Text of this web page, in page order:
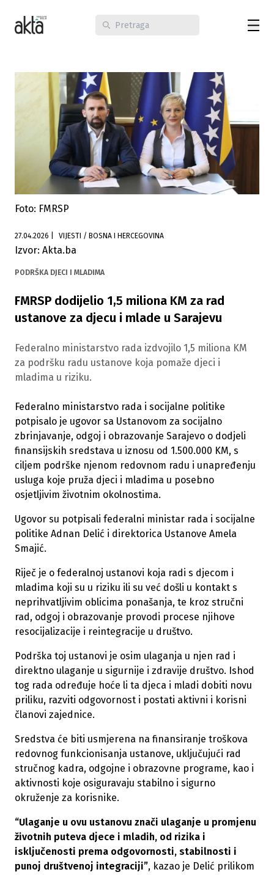
Foto: FMRSP
27.04.2026 VIJESTI / BOSNA I HERCEGOVINA
Izvor: Akta.ba
PODRŠKA DJECI I MLADIMA
FMRSP dodijelio 1,5 miliona KM za rad
ustanove za djecu i mlade u Sarajevu
Federalno ministarstvo rada izdvojilo 1,5 miliona KM
za podršku radu ustanove koja pomaže djeci i
mladima u riziku.
Federalno ministarstvo rada i socijalne politike
potpisalo je ugovor sa Ustanovom za socijalno
zbrinjavanje, odgoj i obrazovanje Sarajevo o dodjeli
finansijskih sredstava u iznosu od 1.500.000 KM, s
ciljem podrške njenom redovnom radu i unapređenju
usluga koje pruža djeci i mladima u posebno
osjetljivim životnim okolnostima.
Ugovor su potpisali federalni ministar rada i socijalne
politike Adnan Delić i direktorica Ustanove Amela
Smajić.
Riječ je o federalnoj ustanovi koja radi s djecom i
mladima koji su u riziku ili su već došli u kontakt s
neprihvatljivim oblicima ponašanja, te kroz stručni
rad, odgoj i obrazovanje provodi procese njihove
resocijalizacije i reintegracije u društvo.
Podrška toj ustanovi je osim ulaganja u njen rad i
direktno ulaganje u sigurnije i zdravije društvo. Ishod
tog rada određuje hoće li ta djeca i mladi dobiti novu
priliku, razviti odgovornost i postati aktivni i korisni
članovi zajednice.
Sredstva će biti usmjerena na finansiranje troškova
redovnog funkcionisanja ustanove, uključujući rad
stručnog kadra, odgojne i obrazovne programe, kao i
aktivnosti koje osiguravaju stabilno i sigurno
okruženje za korisnike.
“Ulaganje u ovu ustanovu znači ulaganje u promjenu
životnih puteva djece i mladih, od rizika i
isključenosti prema odgovornosti, stabilnosti i
punoj društvenoj integraciji”, kazao je Delić prilikom